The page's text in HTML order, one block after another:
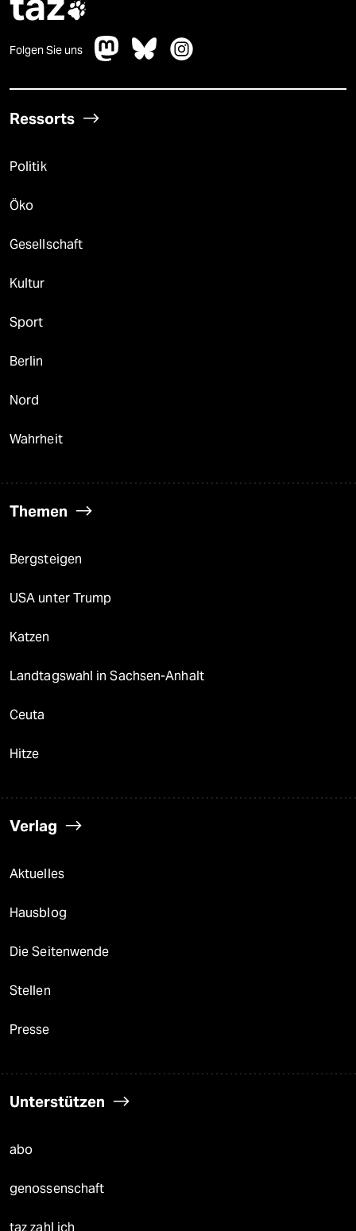

Folgen Sie uns
Ressorts
Politik
Öko
Gesellschaft
Kultur
Sport
Berlin
Nord
Wahrheit
Themen
Bergsteigen
USA unter Trump
Katzen
Landtagswahl in Sachsen-Anhalt
Ceuta
Hitze
Verlag
Aktuelles
Hausblog
Die Seitenwende
Stellen
Presse
Unterstützen
abo
genossenschaft
taz zahl ich